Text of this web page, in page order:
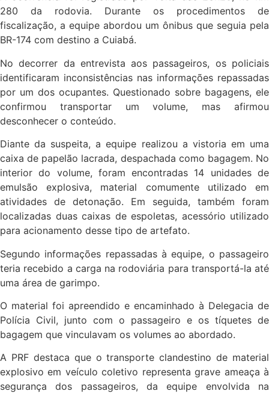
280 da rodovia. Durante os procedimentos de
fiscalização, a equipe abordou um ônibus que seguia pela
BR-174 com destino a Cuiabá.
No decorrer da entrevista aos passageiros, os policiais
identificaram inconsistências nas informações repassadas
por um dos ocupantes. Questionado sobre bagagens, ele
confirmou transportar um volume, mas afirmou
desconhecer o conteúdo.
Diante da suspeita, a equipe realizou a vistoria em uma
caixa de papelão lacrada, despachada como bagagem. No
interior do volume, foram encontradas 14 unidades de
emulsão explosiva, material comumente utilizado em
atividades de detonação. Em seguida, também foram
localizadas duas caixas de espoletas, acessório utilizado
para acionamento desse tipo de artefato.
Segundo informações repassadas à equipe, o passageiro
teria recebido a carga na rodoviária para transportá-la até
uma área de garimpo.
O material foi apreendido e encaminhado à Delegacia de
Polícia Civil, junto com o passageiro e os tíquetes de
bagagem que vinculavam os volumes ao abordado.
A PRF destaca que o transporte clandestino de material
explosivo em veículo coletivo representa grave ameaça à
segurança dos passageiros, da equipe envolvida na